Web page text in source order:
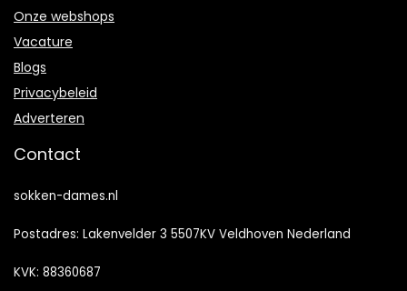
Onze webshops
Vacature
Blogs
Privacybeleid
Adverteren
Contact
sokken-dames.nl
Postadres: Lakenvelder 3 5507KV Veldhoven Nederland
KVK: 88360687